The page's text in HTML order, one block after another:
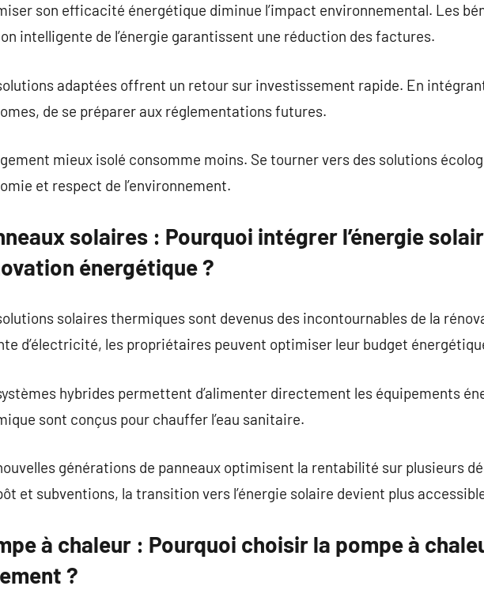
son efficacité énergétique diminue l’impact environnemental. Les
intelligente de l’énergie garantissent une réduction des factures.
adaptées offrent un retour sur investissement rapide. En
de se préparer aux réglementations futures.
mieux isolé consomme moins. Se tourner vers des solutions
et respect de l’environnement.
solaires : Pourquoi intégrer l’énergie
énergétique ?
solaires thermiques sont devenus des incontournables de la
d’électricité, les propriétaires peuvent optimiser leur budget
hybrides permettent d’alimenter directement les équipements
sont conçus pour chauffer l’eau sanitaire.
générations de panneaux optimisent la rentabilité sur plusieurs
et subventions, la transition vers l’énergie solaire devient plus
à chaleur : Pourquoi choisir la pompe à
?